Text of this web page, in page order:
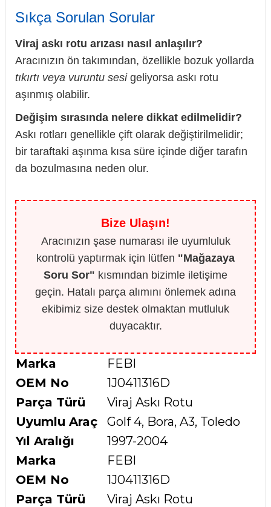
Sıkça Sorulan Sorular
Viraj askı rotu arızası nasıl anlaşılır?
Aracınızın ön takımından, özellikle bozuk yollarda
tıkırtı veya vuruntu sesigeliyorsa askı rotu
aşınmış olabilir.
Değişim sırasında nelere dikkat edilmelidir?
Askı rotları genellikle çift olarak değiştirilmelidir;
bir taraftaki aşınma kısa süre içinde diğer tarafın
da bozulmasına neden olur.
Bize Ulaşın!
Aracınızın şase numarası ile uyumluluk
kontrolü yaptırmak için lütfen "Mağazaya
Soru Sor" kısmından bizimle iletişime
geçin. Hatalı parça alımını önlemek adına
ekibimiz size destek olmaktan mutluluk
duyacaktır.
Marka
FEBI
OEM No
1J0411316D
Parça Türü
Viraj Askı Rotu
Uyumlu Araç
Golf 4, Bora, A3, Toledo
Yıl Aralığı
1997-2004
Marka
FEBI
OEM No
1J0411316D
Parça Türü
Viraj Askı Rotu